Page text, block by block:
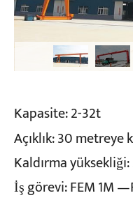
Kapasite: 2-32t
Açıklık: 30 metreye
Kaldırma
İş görevi: FEM 1M